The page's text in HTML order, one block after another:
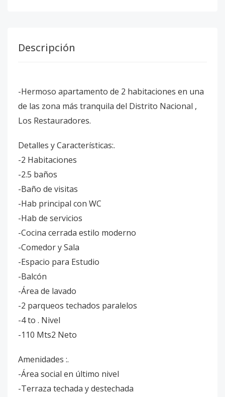
Descripción
-Hermoso apartamento de 2 habitaciones en una
de las zona más tranquila del Distrito Nacional ,
Los Restauradores.
Detalles y Características:.
-2 Habitaciones
-2.5 baños
-Baño de visitas
-Hab principal con WC
-Hab de servicios
-Cocina cerrada estilo moderno
-Comedor y Sala
-Espacio para Estudio
-Balcón
-Área de lavado
-2 parqueos techados paralelos
-4 to . Nivel
-110 Mts2 Neto
Amenidades :.
-Área social en último nivel
-Terraza techada y destechada